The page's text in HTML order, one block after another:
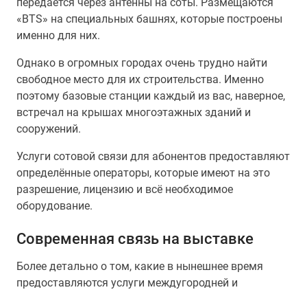
«BTS» на специальных башнях, которые построены
именно для них.
Однако в огромных городах очень трудно найти
свободное место для их строительства. Именно
поэтому базовые станции каждый из вас, наверное,
встречал на крышах многоэтажных зданий и
сооружений.
Услуги сотовой связи для абонентов предоставляют
определённые операторы, которые имеют на это
разрешение, лицензию и всё необходимое
оборудование.
Современная связь на выставке
Более детально о том, какие в нынешнее время
предоставляются услуги междугородней и